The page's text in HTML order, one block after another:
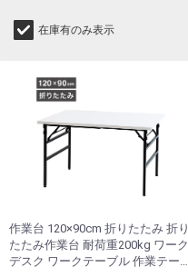
在庫有のみ表示
作業台 120×90cm 折りたたみ 折り
たたみ作業台 耐荷重200kg ワーク
デスク ワークテーブル 作業テーブ